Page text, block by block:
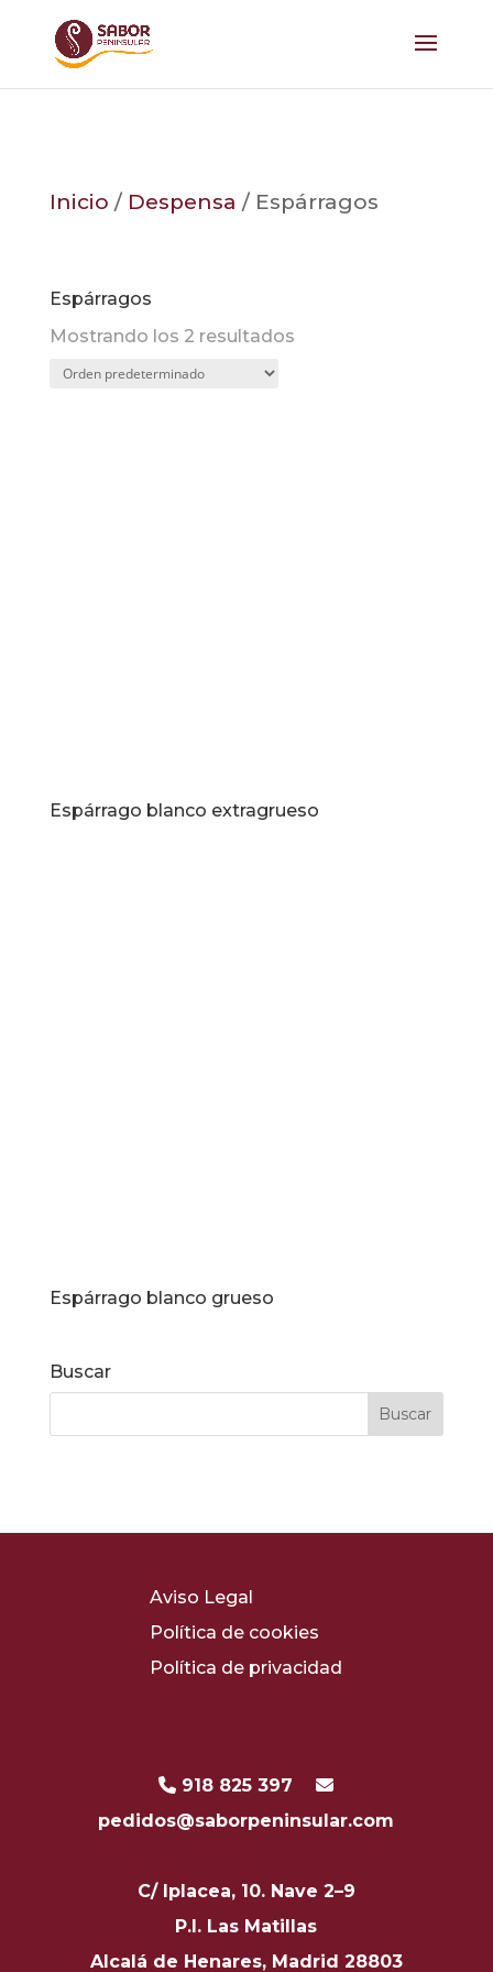
Inicio / Despensa / Espárragos
Espárragos
Mostrando los 2 resultados
Espárrago blanco extragrueso
Espárrago blanco grueso
Buscar
Aviso Legal
Política de cookies
Política de privacidad
918 825 397
pedidos@saborpeninsular.com
C/ Iplacea, 10. Nave 2–9
P.I. Las Matillas
Alcalá de Henares, Madrid 28803